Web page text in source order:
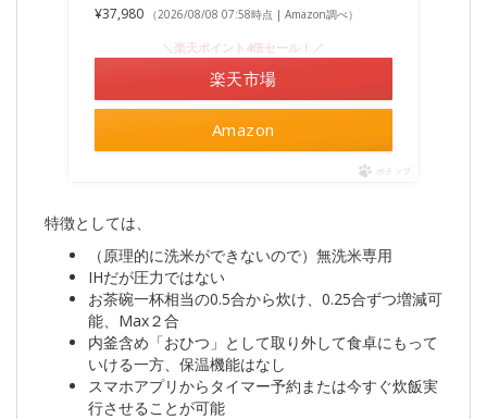
¥37,980
（2026/08/08 07:58時点 | Amazon調べ）
Amazon
＼楽天ポイント4倍セール！／
楽天市場
ポチップ
特徴としては、
（原理的に洗米ができないので）無洗米専用
IHだが圧力ではない
お茶碗一杯相当の0.5合から炊け、0.25合ずつ増減可
能、Max２合
内釜含め「おひつ」として取り外して食卓にもって
いける一方、保温機能はなし
スマホアプリからタイマー予約または今すぐ炊飯実
行させることが可能